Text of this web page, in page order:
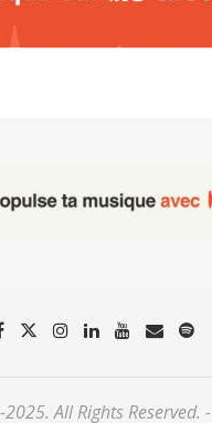
All Rights Reserved. -